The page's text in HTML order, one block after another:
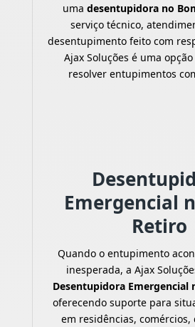
umadesentupidora no
serviço técnico,
desentupimento feito com
Ajax Soluções é uma
resolver entupimentos
Emergencial
Retiro
Quando o entupimento
inesperada, a Ajax
Desentupidora Emergencial
oferecendo suporte para
em residências, comércios,